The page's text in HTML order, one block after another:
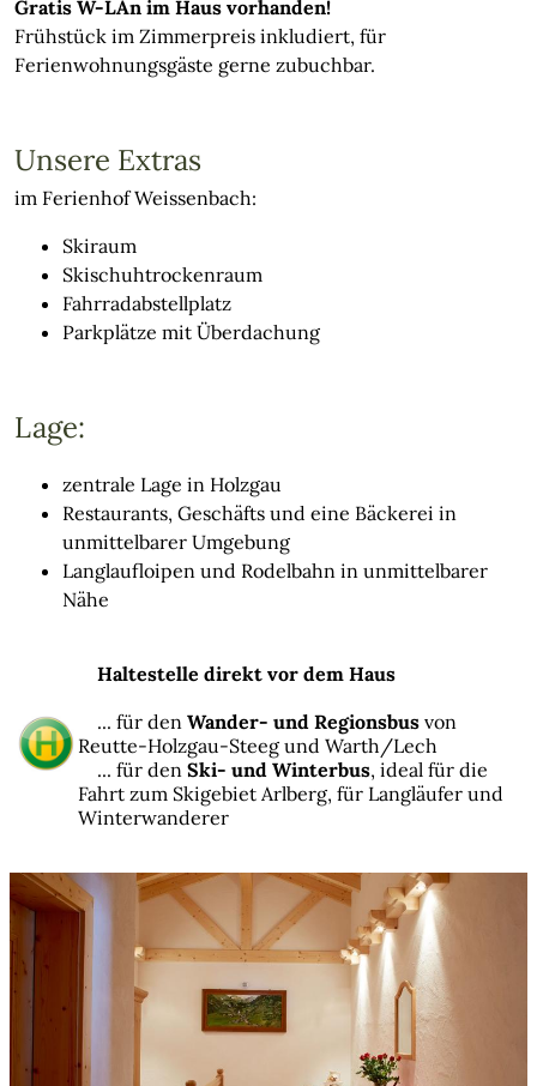
Gratis W-LAn im Haus vorhanden!
Frühstück im Zimmerpreis inkludiert, für
Ferienwohnungsgäste gerne zubuchbar.
Unsere Extras
im Ferienhof Weissenbach:
Skiraum
Skischuhtrockenraum
Fahrradabstellplatz
Parkplätze mit Überdachung
Lage:
zentrale Lage in Holzgau
Restaurants, Geschäfts und eine Bäckerei in
unmittelbarer Umgebung
Langlaufloipen und Rodelbahn in unmittelbarer
Nähe
Haltestelle direkt vor dem Haus
... für den Wander- und Regionsbus von
Reutte-Holzgau-Steeg und Warth/Lech
... für den Ski- und Winterbus, ideal für die
Fahrt zum Skigebiet Arlberg, für Langläufer und
Winterwanderer